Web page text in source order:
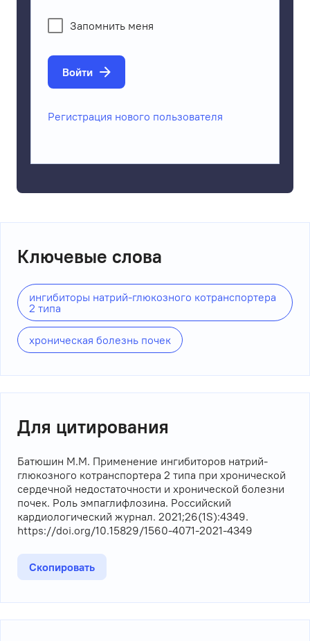
Запомнить меня
Войти
Регистрация нового пользователя
Ключевые слова
ингибиторы натрий-глюкозного котранспортера
2 типа
хроническая болезнь почек
Для цитирования
Батюшин М.М. Применение ингибиторов натрий-
глюкозного котранспортера 2 типа при хронической
сердечной недостаточности и хронической болезни
почек. Роль эмпаглифлозина. Российский
кардиологический журнал. 2021;26(1S):4349.
https://doi.org/10.15829/1560-4071-2021-4349
Скопировать